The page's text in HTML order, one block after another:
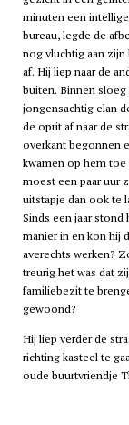
minuten een
bureau, legde de
nog vluchtig aan
af. Hij liep naar de
buiten. Binnen
jongensachtig elan
de oprit af naar de
overkant begonnen
kwamen op hem
moest een paar uur
uitstapje dan ook te
Sinds een jaar
manier in en kon hij
averechts werken?
treurig het was dat
familiebezit te
gewoond?
Hij liep verder de
richting kasteel te
oude buurtvriendje